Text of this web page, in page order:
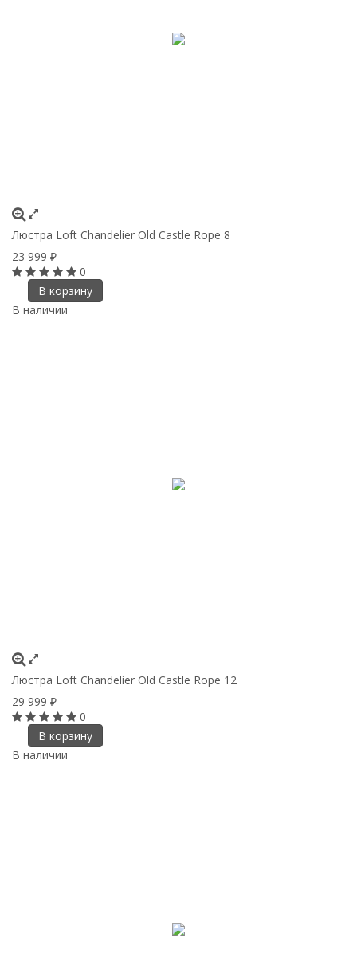
Люстра Loft Chandelier Old Castle Rope 8
23 999 ₽
0
В корзину
В наличии
Люстра Loft Chandelier Old Castle Rope 12
29 999 ₽
0
В корзину
В наличии